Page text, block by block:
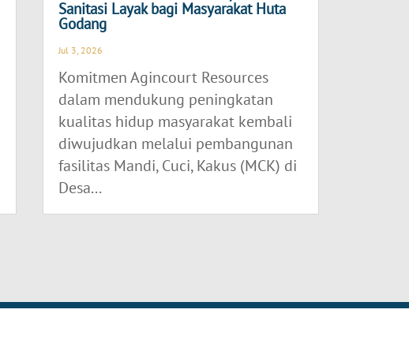
Sanitasi Layak bagi Masyarakat Huta
Godang
Jul 3, 2026
Komitmen Agincourt Resources
dalam mendukung peningkatan
kualitas hidup masyarakat kembali
diwujudkan melalui pembangunan
fasilitas Mandi, Cuci, Kakus (MCK) di
Desa...